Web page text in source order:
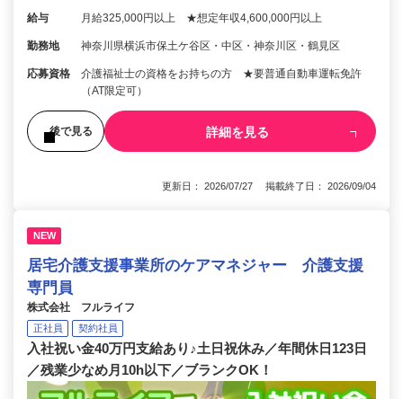
給与 月給325,000円以上 ★想定年収4,600,000円以上
勤務地 神奈川県横浜市保土ケ谷区・中区・神奈川区・鶴見区
応募資格
介護福祉士の資格をお持ちの方 ★要普通自動車運転免許
（AT限定可）
後で見る 詳細を見る
更新日： 2026/07/27 掲載終了日： 2026/09/04
NEW
居宅介護支援事業所のケアマネジャー 介護支援
専門員
株式会社 フルライフ
正社員 契約社員
入社祝い金40万円支給あり♪土日祝休み／年間休日123日
／残業少なめ月10h以下／ブランクOK！